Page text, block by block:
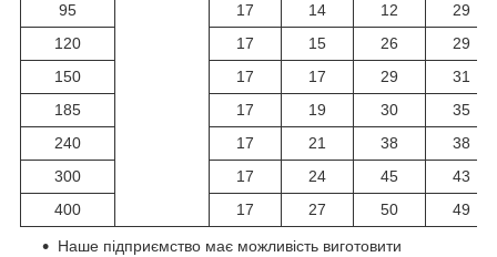
95
17 14 12
29
120
17 15 26
29
150
17 17 29
31
185
17 19 30
35
240
17 21 38
38
300
17 24 45
43
400
17 27 50 49
Наше підприємство має можливість виготовити